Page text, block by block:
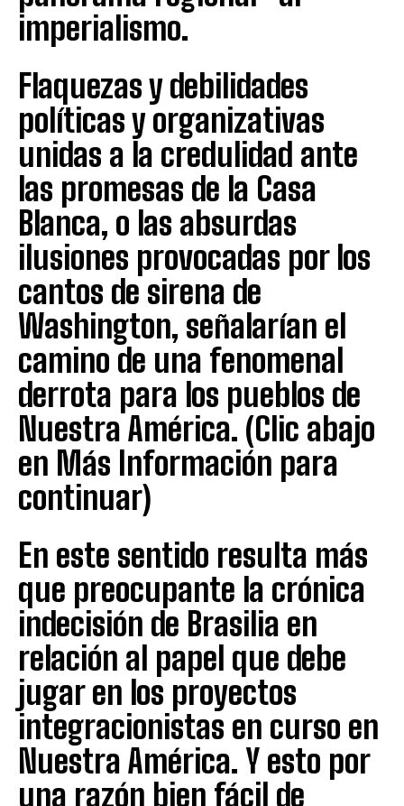
imperialismo.
Flaquezas y debilidades
políticas y organizativas
unidas a la credulidad ante
las promesas de la Casa
Blanca, o las absurdas
ilusiones provocadas por los
cantos de sirena de
Washington, señalarían el
camino de una fenomenal
derrota para los pueblos de
Nuestra América. (Clic abajo
en Más Información para
continuar)
En este sentido resulta más
que preocupante la crónica
indecisión de Brasilia en
relación al papel que debe
jugar en los proyectos
integracionistas en curso en
Nuestra América. Y esto por
una razón bien fácil de